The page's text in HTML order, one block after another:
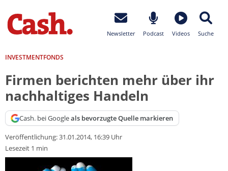
Newsletter Podcast Videos Suche
INVESTMENTFONDS
Firmen berichten mehr über ihr
nachhaltiges Handeln
Cash. bei Googleals bevorzugte Quelle markieren
Veröffentlichung:31.01.2014, 16:39 Uhr
Lesezeit 1 min